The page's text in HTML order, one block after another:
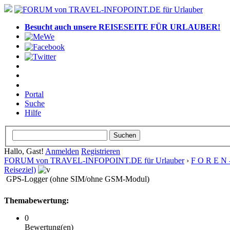
Besucht auch unsere REISESEITE FÜR URLAUBER!
Portal
Suche
Hilfe
Hallo, Gast! Anmelden Registrieren
FORUM von TRAVEL-INFOPOINT.DE für Urlauber› F O R E N
Reiseziel)
GPS-Logger (ohne SIM/ohne GSM-Modul)
Themabewertung:
0
Bewertung(en)